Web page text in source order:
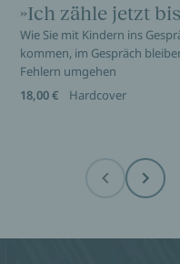
»Ich zähle jetzt
Wie Sie mit Kindern ins
kommen, im Gespräch
Fehlern umgehen
18,00 €
Hardcover
Before Next